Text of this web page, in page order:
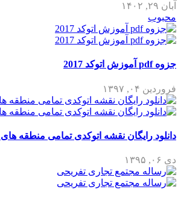
آبان ۲۹, ۱۴۰۲
محبوب
جزوه pdf آموزش اتوکد 2017
فروردین ۰۴, ۱۳۹۷
دانلود رایگان نقشه اتوکدی تمامی منطقه های
دی ۰۶, ۱۳۹۵